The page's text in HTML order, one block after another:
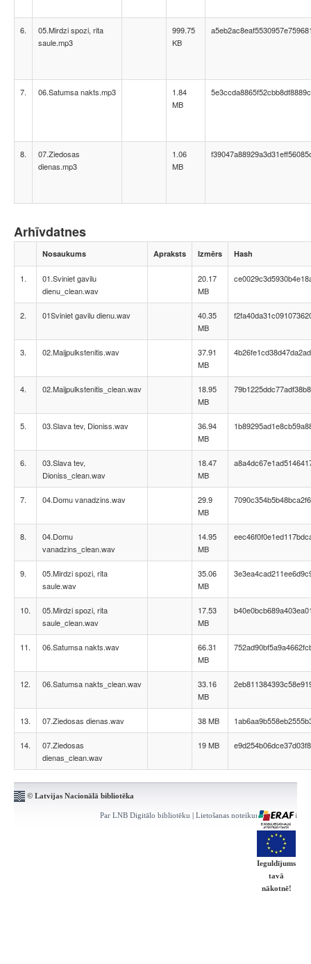
6.
05.Mirdzi spozi, rita
saule.mp3
999.75
KB
7. 06.Satumsa nakts.mp3
1.84
MB
8.
07.Ziedosas
dienas.mp3
1.06
MB
Arhīvdatnes
Nosaukums Apraksts Izmērs Hash
1.
01.Sviniet gavilu
dienu_clean.wav
20.17
MB
2. 01Sviniet gavilu dienu.wav
40.35
MB
3. 02.Maijpulkstenitis.wav
37.91
MB
4. 02.Maijpulkstenitis_clean.wav
18.95
MB
5. 03.Slava tev, Dioniss.wav
36.94
MB
6.
03.Slava tev,
Dioniss_clean.wav
18.47
MB
7. 04.Domu vanadzins.wav
29.9
MB
8.
04.Domu
vanadzins_clean.wav
14.95
MB
9.
05.Mirdzi spozi, rita
saule.wav
35.06
MB
10.
05.Mirdzi spozi, rita
saule_clean.wav
17.53
MB
11. 06.Satumsa nakts.wav
66.31
MB
12. 06.Satumsa nakts_clean.wav
33.16
MB
13. 07.Ziedosas dienas.wav 38 MB
14.
07.Ziedosas
dienas_clean.wav
19 MB
© Latvijas Nacionālā bibliotēka
Par LNB Digitālo bibliotēku | Lietošanas noteikumi | Kontakti
Ieguldījums
tavā
nākotnē!